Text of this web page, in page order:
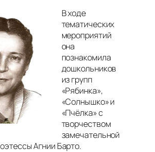
В ходе
тематических
мероприятий
она
познакомила
дошкольников
из групп
«Рябинка»,
«Солнышко» и
«Пчёлка» с
творчеством
замечательной
Агнии Барто.